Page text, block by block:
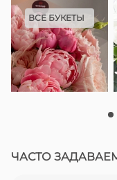
ВСЕ БУКЕТЫ
ЧАСТО